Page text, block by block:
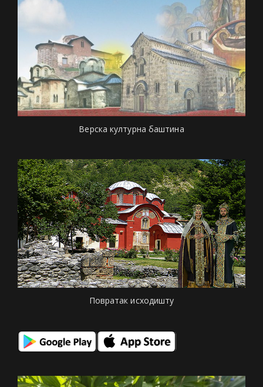
Верска културна баштина
Повратак исходишту